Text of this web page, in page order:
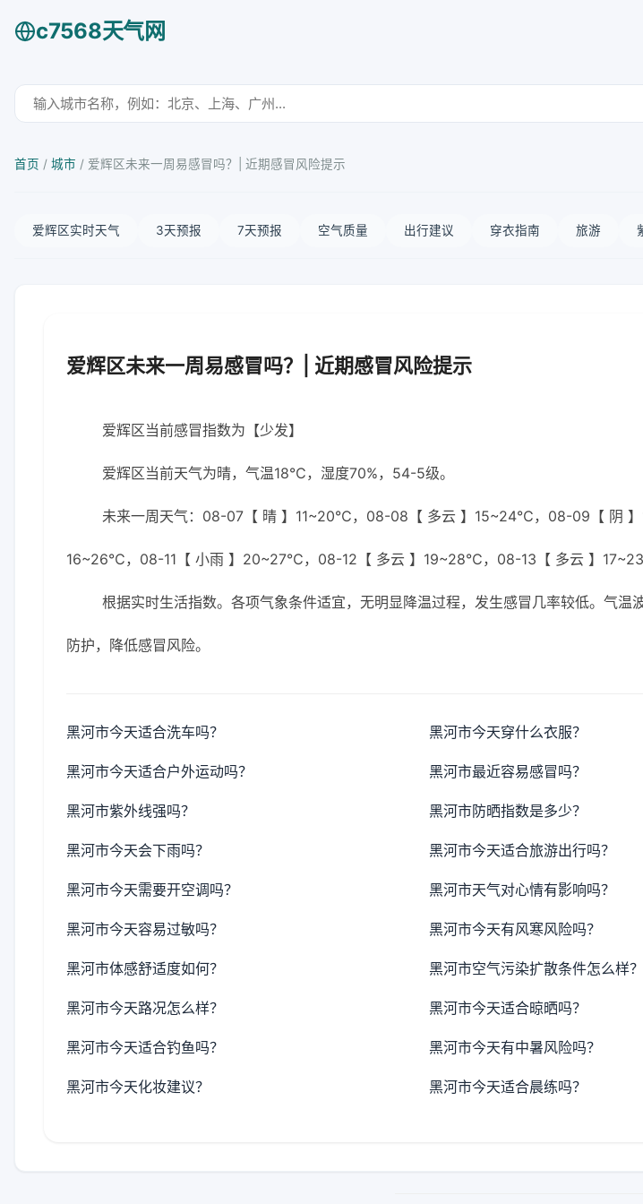
c7568天气网
首页 / 城市 / 爱辉区未来一周易感冒吗？| 近期感冒风险提示
爱辉区实时天气 3天预报 7天预报 空气质量 出行建议 穿衣指南 旅游
爱辉区未来一周易感冒吗？| 近期感冒风险提示
爱辉区当前感冒指数为【少发】
爱辉区当前天气为晴，气温18℃，湿度70%，54-5级。
未来一周天气：08-07【 晴 】11~20℃，08-08【 多云 】15~24℃，08-09【 阴
16~26℃，08-11【 小雨 】20~27℃，08-12【 多云 】19~28℃，08-13【 多云 】
根据实时生活指数。各项气象条件适宜，无明显降温过程，发生感冒几率较低。气温
防护，降低感冒风险。
黑河市今天适合洗车吗？ 黑河市今天穿什么衣服？
黑河市今天适合户外运动吗？ 黑河市最近容易感冒吗？
黑河市紫外线强吗？ 黑河市防晒指数是多少？
黑河市今天会下雨吗？ 黑河市今天适合旅游出行吗？
黑河市今天需要开空调吗？ 黑河市天气对心情有影响吗？
黑河市今天容易过敏吗？ 黑河市今天有风寒风险吗？
黑河市体感舒适度如何？ 黑河市空气污染扩散条件怎么样？
黑河市今天路况怎么样？ 黑河市今天适合晾晒吗？
黑河市今天适合钓鱼吗？ 黑河市今天有中暑风险吗？
黑河市今天化妆建议？ 黑河市今天适合晨练吗？